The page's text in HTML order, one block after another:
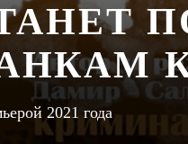
2021 года